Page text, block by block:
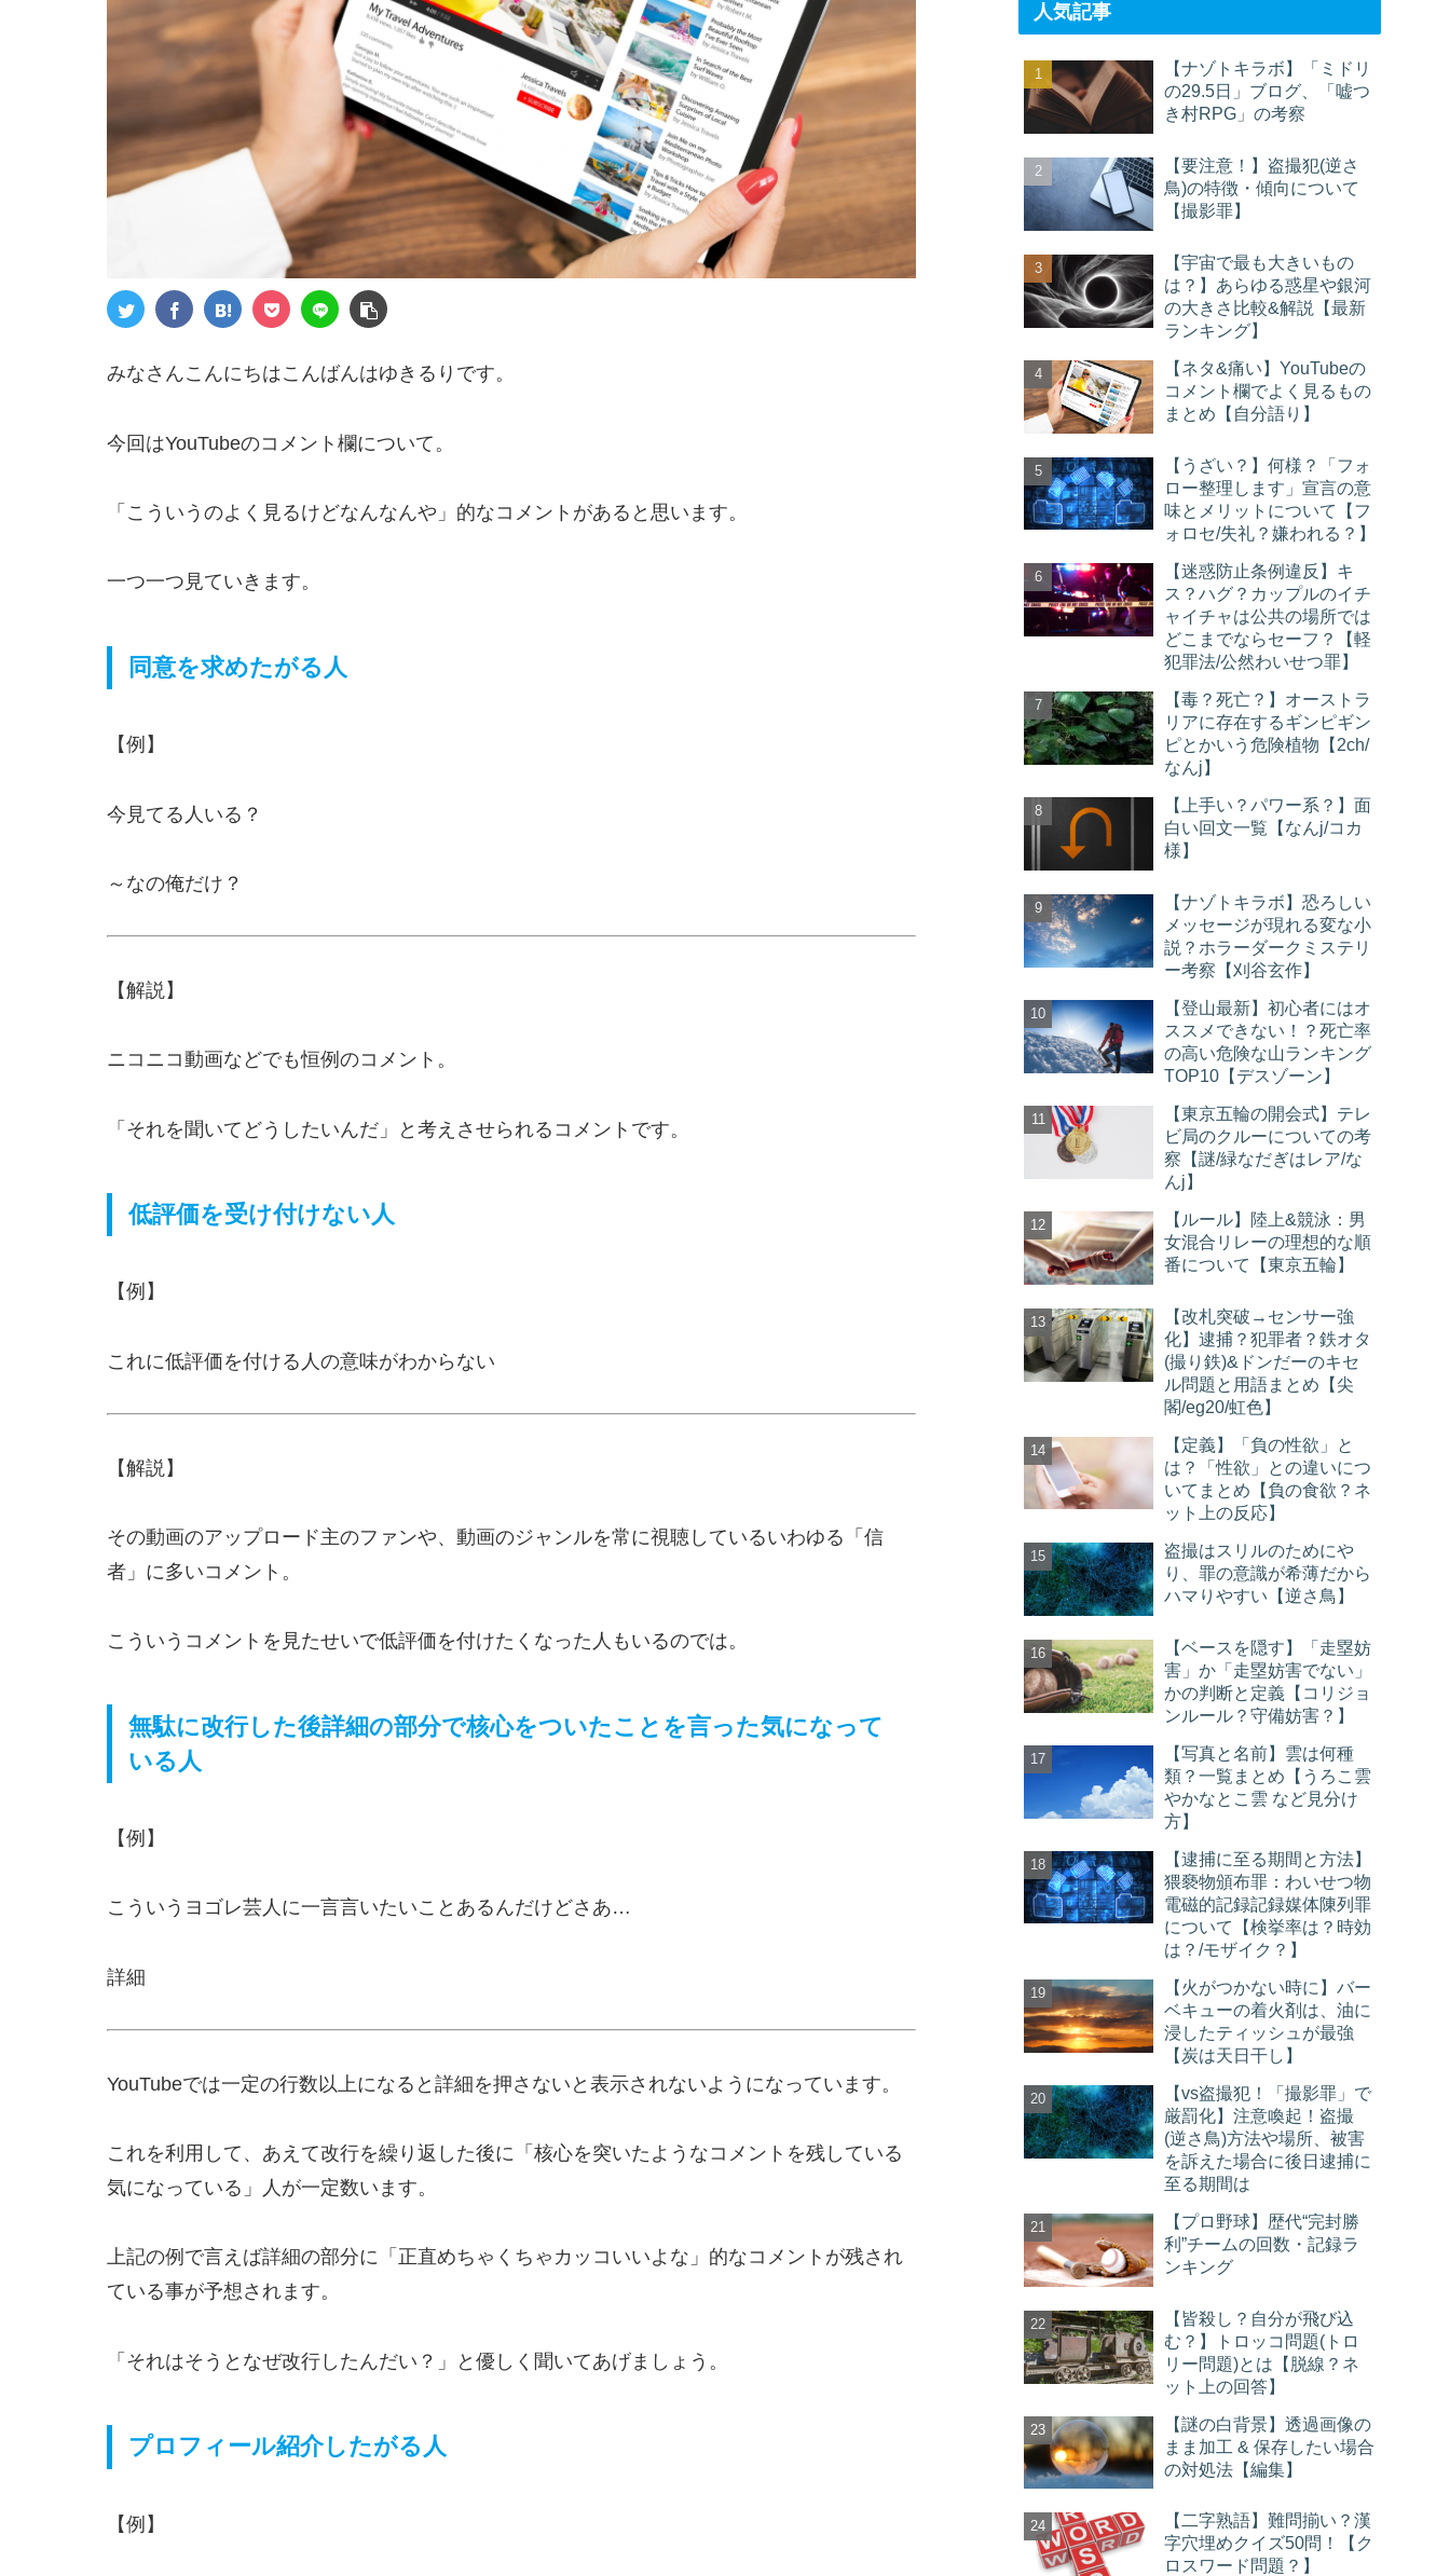
みなさんこんにちはこんばんはゆきるりです。
今回はYouTubeのコメント欄について。
「こういうのよく見るけどなんなんや」的なコメントがあると思います。
一つ一つ見ていきます。
同意を求めたがる人
【例】
今見てる人いる？
～なの俺だけ？
【解説】
ニコニコ動画などでも恒例のコメント。
「それを聞いてどうしたいんだ」と考えさせられるコメントです。
低評価を受け付けない人
【例】
これに低評価を付ける人の意味がわからない
【解説】
その動画のアップロード主のファンや、動画のジャンルを常に視聴しているいわゆる「信
者」に多いコメント。
こういうコメントを見たせいで低評価を付けたくなった人もいるのでは。
無駄に改行した後詳細の部分で核心をついたことを言った気になって
いる人
【例】
こういうヨゴレ芸人に一言言いたいことあるんだけどさあ…
詳細
YouTubeでは一定の行数以上になると詳細を押さないと表示されないようになっています。
これを利用して、あえて改行を繰り返した後に「核心を突いたようなコメントを残している
気になっている」人が一定数います。
上記の例で言えば詳細の部分に「正直めちゃくちゃカッコいいよな」的なコメントが残され
ている事が予想されます。
「それはそうとなぜ改行したんだい？」と優しく聞いてあげましょう。
プロフィール紹介したがる人
【例】
人気記事
【ナゾトキラボ】「ミドリ
の29.5日」ブログ、「嘘つ
き村RPG」の考察
【要注意！】盗撮犯(逆さ
鳥)の特徴・傾向について
【撮影罪】
【宇宙で最も大きいもの
は？】あらゆる惑星や銀河
の大きさ比較&解説【最新
ランキング】
【ネタ&痛い】YouTubeの
コメント欄でよく見るもの
まとめ【自分語り】
【うざい？】何様？「フォ
ロー整理します」宣言の意
味とメリットについて【フ
ォロセ/失礼？嫌われる？】
【迷惑防止条例違反】キ
ス？ハグ？カップルのイチ
ャイチャは公共の場所では
どこまでならセーフ？【軽
犯罪法/公然わいせつ罪】
【毒？死亡？】オーストラ
リアに存在するギンピギン
ピとかいう危険植物【2ch/
なんj】
【上手い？パワー系？】面
白い回文一覧【なんj/コカ
様】
【ナゾトキラボ】恐ろしい
メッセージが現れる変な小
説？ホラーダークミステリ
ー考察【刈谷玄作】
【登山最新】初心者にはオ
ススメできない！？死亡率
の高い危険な山ランキング
TOP10【デスゾーン】
【東京五輪の開会式】テレ
ビ局のクルーについての考
察【謎/緑なだぎはレア/な
んj】
【ルール】陸上&競泳：男
女混合リレーの理想的な順
番について【東京五輪】
【改札突破→センサー強
化】逮捕？犯罪者？鉄オタ
(撮り鉄)&ドンだーのキセ
ル問題と用語まとめ【尖
閣/eg20/虹色】
【定義】「負の性欲」と
は？「性欲」との違いにつ
いてまとめ【負の食欲？ネ
ット上の反応】
盗撮はスリルのためにや
り、罪の意識が希薄だから
ハマりやすい【逆さ鳥】
【ベースを隠す】「走塁妨
害」か「走塁妨害でない」
かの判断と定義【コリジョ
ンルール？守備妨害？】
【写真と名前】雲は何種
類？一覧まとめ【うろこ雲
やかなとこ雲 など見分け
方】
【逮捕に至る期間と方法】
猥褻物頒布罪：わいせつ物
電磁的記録記録媒体陳列罪
について【検挙率は？時効
は？/モザイク？】
【火がつかない時に】バー
ベキューの着火剤は、油に
浸したティッシュが最強
【炭は天日干し】
【vs盗撮犯！「撮影罪」で
厳罰化】注意喚起！盗撮
(逆さ鳥)方法や場所、被害
を訴えた場合に後日逮捕に
至る期間は
【プロ野球】歴代“完封勝
利”チームの回数・記録ラ
ンキング
【皆殺し？自分が飛び込
む？】トロッコ問題(トロ
リー問題)とは【脱線？ネ
ット上の回答】
【謎の白背景】透過画像の
まま加工 & 保存したい場合
の対処法【編集】
【二字熟語】難問揃い？漢
字穴埋めクイズ50問！【ク
ロスワード問題？】